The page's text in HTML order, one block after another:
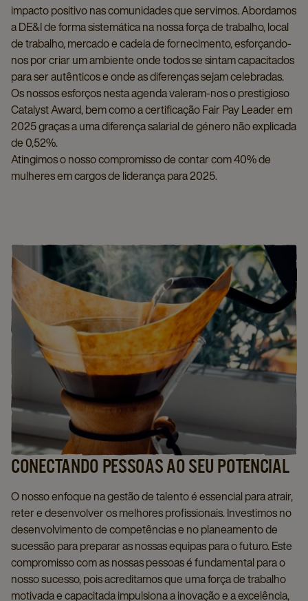
impacto positivo nas comunidades que servimos. Abordamos
a DE&I de forma sistemática na nossa força de trabalho, local
de trabalho, mercado e cadeia de fornecimento, esforçando-
nos por criar um ambiente onde todos se sintam capacitados
para ser autênticos e onde as diferenças sejam celebradas.
Os nossos esforços nesta agenda valeram-nos o prestigioso
Catalyst Award, bem como a certificação Fair Pay Leader em
2025 graças a uma diferença salarial de género não explicada
de 0,52%.
Atingimos o nosso compromisso de contar com 40% de
mulheres em cargos de liderança para 2025.
CONECTANDO PESSOAS AO SEU POTENCIAL
O nosso enfoque na gestão de talento é essencial para atrair,
reter e desenvolver os melhores profissionais. Investimos no
desenvolvimento de competências e no planeamento de
sucessão para preparar as nossas equipas para o futuro. Este
compromisso com as nossas pessoas é fundamental para o
nosso sucesso, pois acreditamos que uma força de trabalho
motivada e capacitada impulsiona a inovação e a excelência,